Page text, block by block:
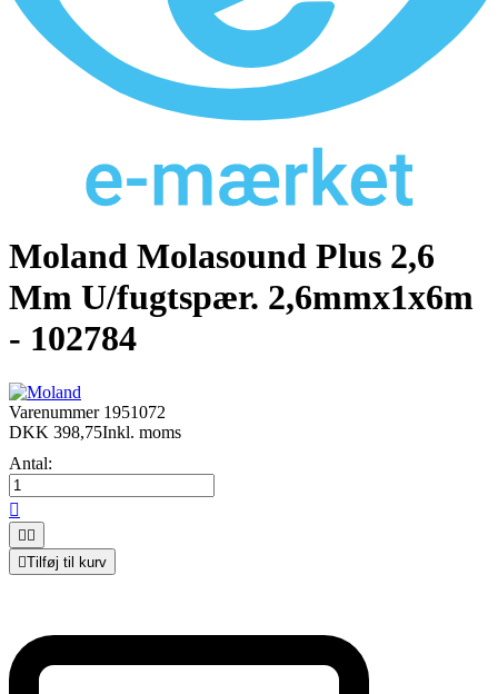
Moland Molasound Plus 2,6
Mm U/fugtspær. 2,6mmx1x6m
- 102784
Varenummer 1951072
DKK 398,75Inkl. moms
Antal:

 
Tilføj til kurv